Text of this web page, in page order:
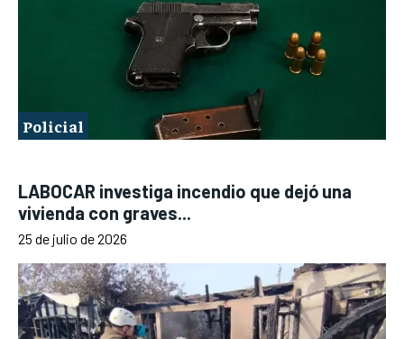
Policial
LABOCAR investiga incendio que dejó una
vivienda con graves...
25 de julio de 2026